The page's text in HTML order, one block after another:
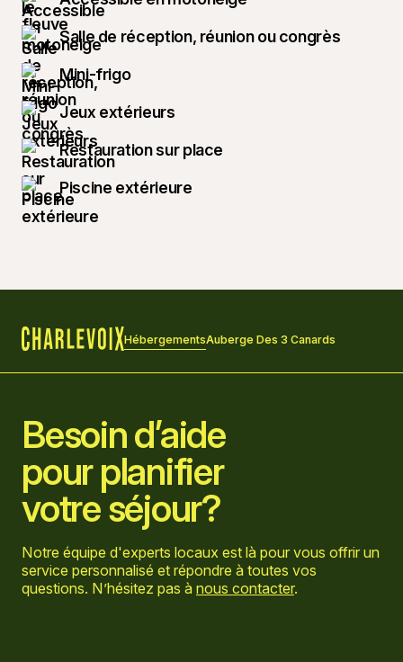
Salle de réception, réunion ou congrès
Mini-frigo
Jeux extérieurs
Restauration sur place
Piscine extérieure
HébergementsAuberge Des 3 Canards
Besoin d’aide
pour planifier
votre séjour?
Notre équipe d'experts locaux est là pour vous offrir un
service personnalisé et répondre à toutes vos
questions. N’hésitez pas à nous contacter.